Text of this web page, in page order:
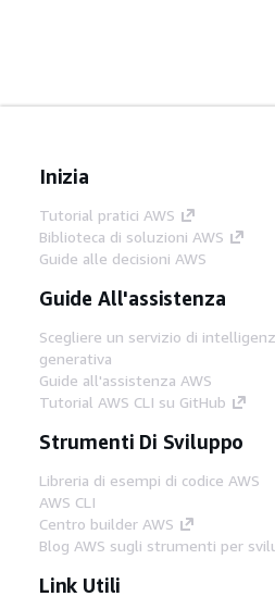
Inizia
Tutorial pratici AWS
Biblioteca di soluzioni AWS
Guide alle decisioni AWS
Guide All'assistenza
Scegliere un servizio di
generativa
Guide all'assistenza AWS
Tutorial AWS CLI su GitHub
Strumenti Di Sviluppo
Libreria di esempi di codice AWS
AWS CLI
Centro builder AWS
Blog AWS sugli strumenti per
Link Utili